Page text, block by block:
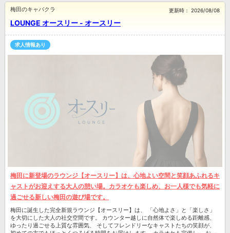
LOUNGE オースリー - オースリー
梅田のキャバクラ 更新時： 2026/08/08
求人情報あり
梅田に新登場のラウンジ【オースリー】は、心地よい空間と笑顔あふれるキ
ャストがお迎えする大人の憩い場。カラオケも楽しめ、お一人様でも気軽に
過ごせる新しい梅田の遊び場です。
梅田に誕生した完全新規ラウンジ【オースリー】は、 「心地よさ」と「楽しさ」
を大切にした大人の社交空間です。 カウンター越しに自然体で楽しめる距離感、
ゆったり過ごせる上質な雰囲気、 そしてフレンドリーなキャストたちの笑顔が、